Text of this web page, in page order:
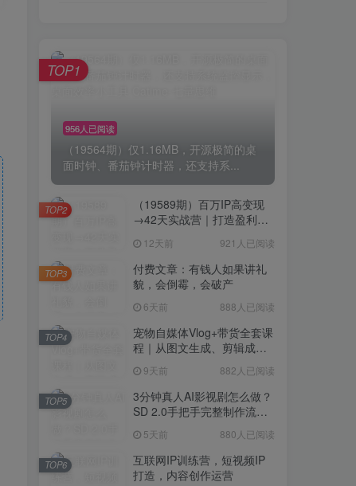
956人已阅读
（19564期）仅1.16MB，开源极简的桌
面时钟、番茄钟计时器，还支持系...
TOP1
（19589期）百万IP高变现
→42天实战营｜打造盈利赚
域转化批量成交积累客户案
例
12天前 921人已阅读
TOP2
付费文章：有钱人如果讲礼
貌，会倒霉，会破产
6天前 888人已阅读
TOP3
宠物自媒体Vlog+带货全套课
程｜从图文生成、剪辑成片
9天前 882人已阅读
TOP4
3分钟真人AI影视剧怎么做？
SD 2.0手把手完整制作流程
无限生成
5天前 880人已阅读
TOP5
互联网IP训练营，短视频IP
打造，内容创作运营
TOP6